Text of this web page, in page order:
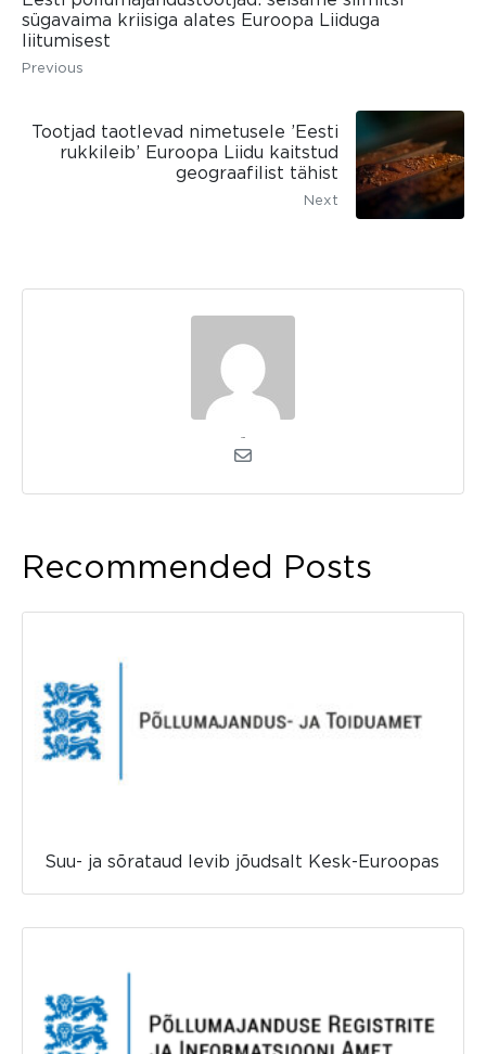
sügavaima kriisiga alates Euroopa Liiduga
liitumisest
Previous
Tootjad taotlevad nimetusele ’Eesti
rukkileib’ Euroopa Liidu kaitstud
geograafilist tähist
Next
Recommended Posts
Suu- ja sõrataud levib jõudsalt Kesk-Euroopas